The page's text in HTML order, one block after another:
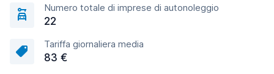
Numero totale di imprese di autonoleggio
22
Tariffa giornaliera media
83 €